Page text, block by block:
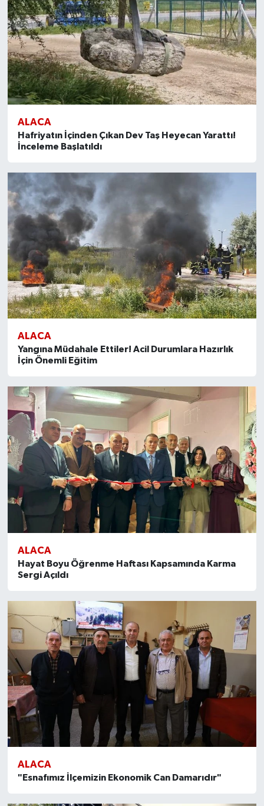
ALACA
Hafriyatın İçinden Çıkan Dev Taş Heyecan Yarattı!
İnceleme Başlatıldı
ALACA
Yangına Müdahale Ettiler! Acil Durumlara Hazırlık
İçin Önemli Eğitim
ALACA
Hayat Boyu Öğrenme Haftası Kapsamında Karma
Sergi Açıldı
ALACA
"Esnafımız İlçemizin Ekonomik Can Damarıdır"